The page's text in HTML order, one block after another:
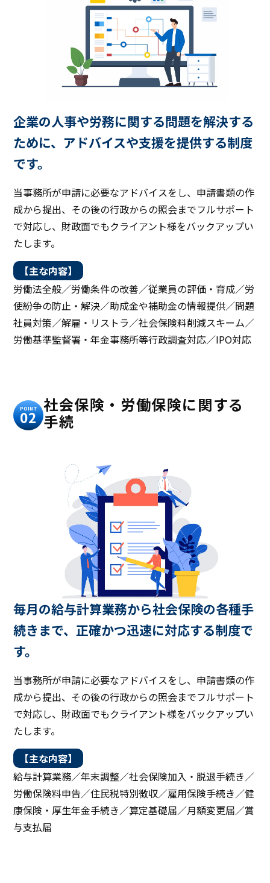
企業の人事や労務に関する問題を解決する
ために、アドバイスや支援を提供する制度
です。
当事務所が申請に必要なアドバイスをし、申請書類の作
成から提出、その後の行政からの照会までフルサポート
で対応し、財政面でもクライアント様をバックアップい
たします。
【主な内容】
労働法全般／労働条件の改善／従業員の評価・育成／労
使紛争の防止・解決／助成金や補助金の情報提供／問題
社員対策／解雇・リストラ／社会保険料削減スキーム／
労働基準監督署・年金事務所等行政調査対応／IPO対応
POINT
02
社会保険・労働保険に関する
手続
毎月の給与計算業務から社会保険の各種手
続きまで、正確かつ迅速に対応する制度で
す。
当事務所が申請に必要なアドバイスをし、申請書類の作
成から提出、その後の行政からの照会までフルサポート
で対応し、財政面でもクライアント様をバックアップい
たします。
【主な内容】
給与計算業務／年末調整／社会保険加入・脱退手続き／
労働保険料申告／住民税特別徴収／雇用保険手続き／健
康保険・厚生年金手続き／算定基礎届／月額変更届／賞
与支払届